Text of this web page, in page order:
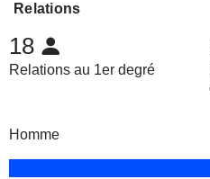
Relations
18
Relations au 1er degré
Homme